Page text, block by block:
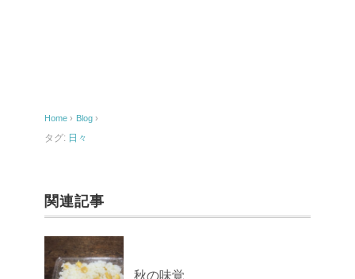
o
o
Home › Blog ›
タグ: 日々
関連記事
秋の味覚